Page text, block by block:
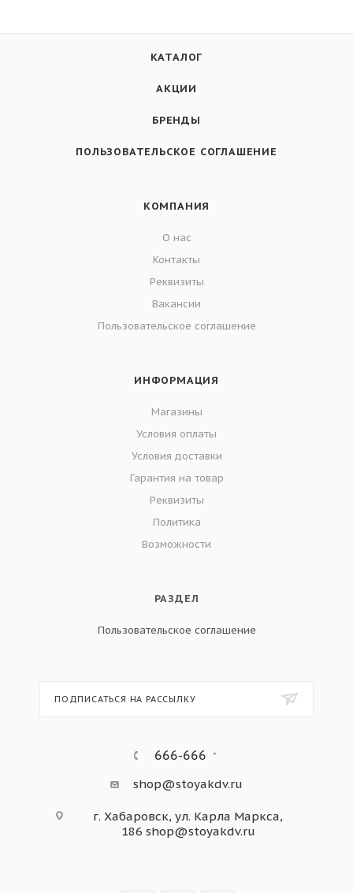
КАТАЛОГ
АКЦИИ
БРЕНДЫ
ПОЛЬЗОВАТЕЛЬСКОЕ СОГЛАШЕНИЕ
КОМПАНИЯ
О нас
Контакты
Реквизиты
Вакансии
Пользовательское соглашение
ИНФОРМАЦИЯ
Магазины
Условия оплаты
Условия доставки
Гарантия на товар
Реквизиты
Политика
Возможности
РАЗДЕЛ
Пользовательское соглашение
ПОДПИСАТЬСЯ НА РАССЫЛКУ
666-666
shop@stoyakdv.ru
г. Хабаровск, ул. Карла Маркса,
186 shop@stoyakdv.ru